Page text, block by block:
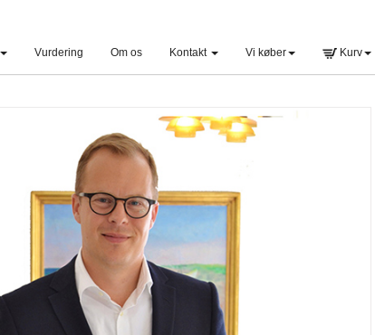
Vurdering Om os Kontakt Vi køber Kurv